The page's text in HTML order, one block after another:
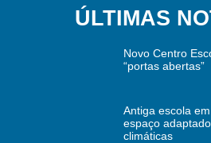
ÚLTIMAS
Novo Centro
“portas abertas”
Antiga escola
espaço
climáticas